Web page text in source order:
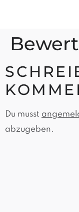
Du musst
abzugeben.